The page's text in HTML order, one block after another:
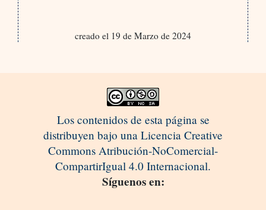
creado el 19 de Marzo de 2024
Los contenidos de esta página se
distribuyen bajo una Licencia Creative
Commons Atribución-NoComercial-
CompartirIgual 4.0 Internacional.
Síguenos en: